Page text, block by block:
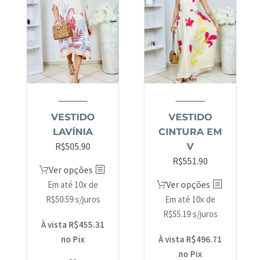
VESTIDO
LAVÍNIA
R$505.90
Ver opções
Em até 10x de
R$50.59s/juros
À vista R$455.31
no Pix
VESTIDO
CINTURA EM
V
R$551.90
Ver opções
Em até 10x de
R$55.19s/juros
À vista R$496.71
no Pix